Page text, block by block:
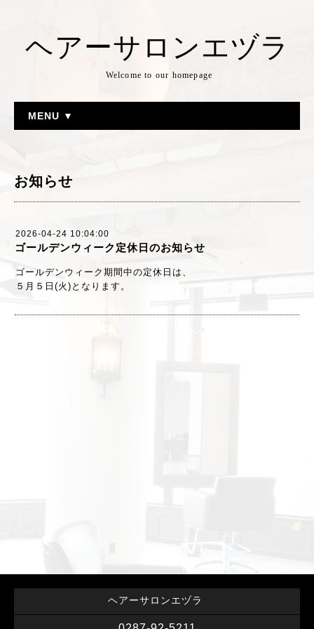
ヘアーサロンエヅラ
Welcome to our homepage
MENU ▼
お知らせ
2026-04-24 10:04:00
ゴールデンウィーク定休日のお知らせ
ゴールデンウィーク期間中の定休日は、
５月５日(火)となります。
ヘアーサロンエヅラ